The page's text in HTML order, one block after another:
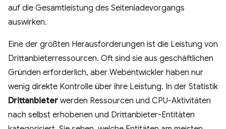
auf die Gesamtleistung des Seitenladevorgangs
auswirken.
Eine der größten Herausforderungen ist die Leistung von
Drittanbieterressourcen. Oft sind sie aus geschäftlichen
Gründen erforderlich, aber Webentwickler haben nur
wenig direkte Kontrolle über ihre Leistung. In der Statistik
Drittanbieter werden Ressourcen und CPU-Aktivitäten
nach selbst erhobenen und Drittanbieter-Entitäten